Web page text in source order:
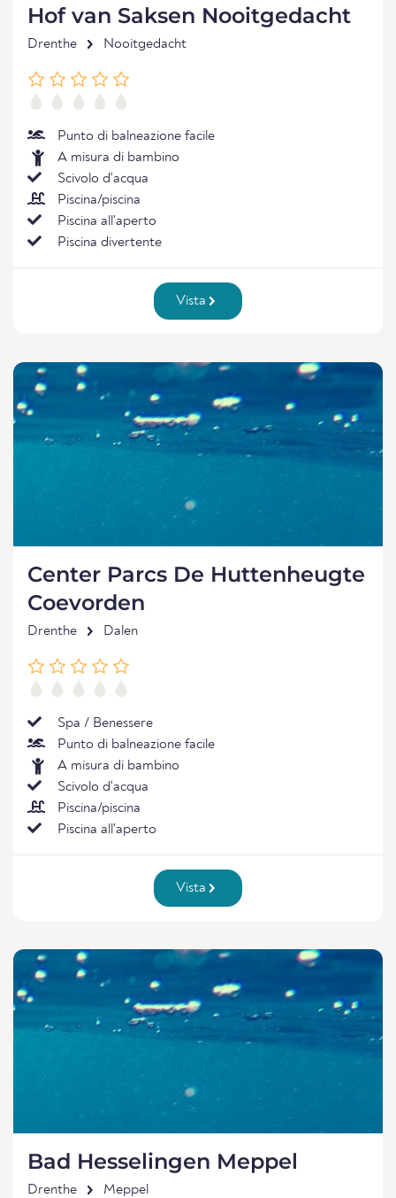
Hof van Saksen Nooitgedacht
Drenthe Nooitgedacht
Punto di balneazione facile
A misura di bambino
Scivolo d'acqua
Piscina/piscina
Piscina all'aperto
Piscina divertente
Vista
Center Parcs De Huttenheugte
Coevorden
Drenthe Dalen
Spa / Benessere
Punto di balneazione facile
A misura di bambino
Scivolo d'acqua
Piscina/piscina
Piscina all'aperto
Vista
Bad Hesselingen Meppel
Drenthe Meppel